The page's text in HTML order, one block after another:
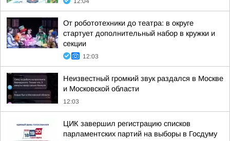
От робототехники до театра: в округе
стартует дополнительный набор в кружки и
секции
12:03
Неизвестный громкий звук раздался в Москве
и Московской области
12:03
ЦИК завершил регистрацию списков
парламентских партий на выборы в Госдуму